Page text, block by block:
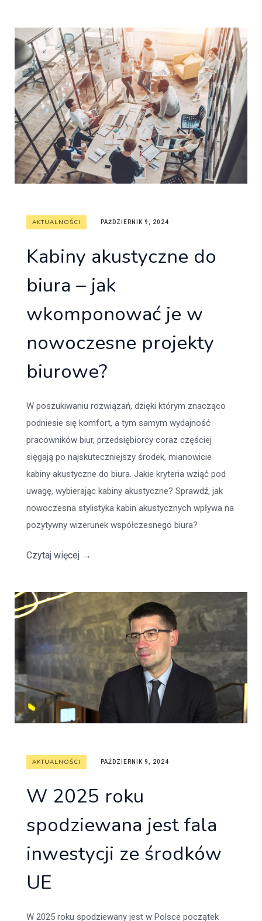
AKTUALNOŚCI PAŹDZIERNIK 9, 2024
Kabiny akustyczne do
biura – jak
wkomponować je w
nowoczesne projekty
biurowe?
W poszukiwaniu rozwiązań, dzięki którym znacząco
podniesie się komfort, a tym samym wydajność
pracowników biur, przedsiębiorcy coraz częściej
sięgają po najskuteczniejszy środek, mianowicie
kabiny akustyczne do biura. Jakie kryteria wziąć pod
uwagę, wybierając kabiny akustyczne? Sprawdź, jak
nowoczesna stylistyka kabin akustycznych wpływa na
pozytywny wizerunek współczesnego biura?
Czytaj więcej →
AKTUALNOŚCI PAŹDZIERNIK 9, 2024
W 2025 roku
spodziewana jest fala
inwestycji ze środków
UE
W 2025 roku spodziewany jest w Polsce początek